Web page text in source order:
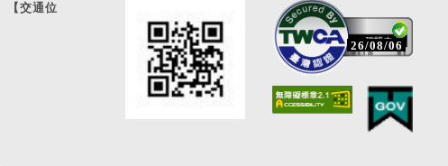
【交通位
26/08/06